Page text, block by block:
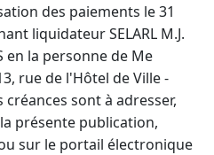
des paiements le 31
liquidateur SELARL M.J.
en la personne de Me
rue de l'Hôtel de Ville -
sont à adresser,
présente publication,
sur le portail électronique